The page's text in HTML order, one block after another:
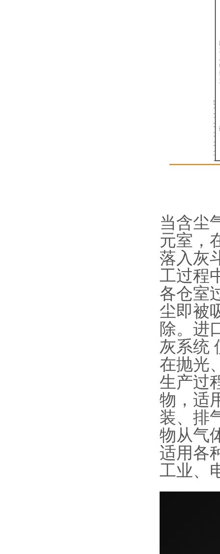
当含尘
元室，
落入灰
工过程
各仓室
尘即被
除。进
灰系统
在抛光
生产过
物，适
装、排
物从气
适用各
工业、